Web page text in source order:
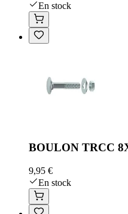
En stock
BOULON TRCC
9,95 €
En stock